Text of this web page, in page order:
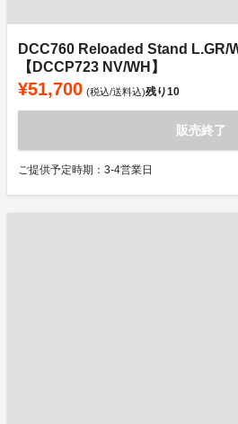
DCC760 Reloaded Stand L.GR/
【DCCP723 NV/WH】
¥51,700 (税込/送料込)残り10
販売終了
ご提供予定時期：3-4営業日